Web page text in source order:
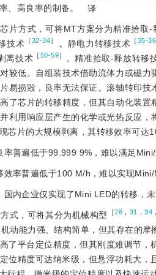
、高良率的制备。
译
片方式，可将MT方案分为精准拾取
技术 ［32-34］ 、 静电力转移技术 ［35-36
离技术 ［50-59］
。精准拾取-释放转移
较低。自组装技术借助流体力或磁
易损毁，良率无法保证。滚轴转印
了芯片的转移精度，但其自动化装
利用响应层产生的化学或光热反应
芯片的大规模剥离，其转移效率可
率普遍低于99.999 9%，难以满足
效率普遍低于100 M/h，难以实现
国内企业仅实现了Mini LED的转移，
式，可将其分为机械构型 ［26 ， 31 ，34 ，
动能力强、结构简单，但其存在的
了平台定位精度，但其刚度难调节
位精度可达纳米级，但悬浮功耗大